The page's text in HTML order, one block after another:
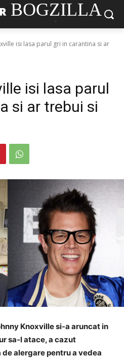
BOGZILLA
-
isi lasa parul gri in carantina si ar
isi lasa parul
si ar trebui si
Knoxvillesi-a aruncat in
sa-l atace, a cazut
alergare pentru a vedea